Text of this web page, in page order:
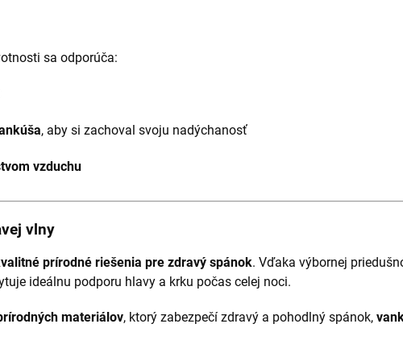
sa odporúča:
, aby si zachoval svoju nadýchanosť
vzduchu
vlny
prírodné riešenia pre zdravý spánok. Vďaka výbornej
ideálnu podporu hlavy a krku počas celej noci.
materiálov, ktorý zabezpečí zdravý a pohodlný spánok,